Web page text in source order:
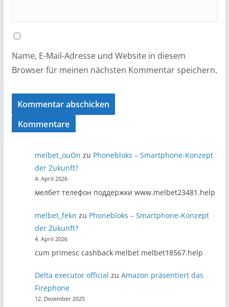
Name, E-Mail-Adresse und Website in diesem
Browser für meinen nächsten Kommentar speichern.
Kommentare
melbet_ouOn zu Phonebloks – Smartphone-Konzept
der Zukunft?
4. April 2026
мелбет телефон поддержки www.melbet23481.help
melbet_fekn zu Phonebloks – Smartphone-Konzept
der Zukunft?
4. April 2026
cum primesc cashback melbet melbet18567.help
Delta executor official zuAmazon präsentiert das
Firephone
12. Dezember 2025